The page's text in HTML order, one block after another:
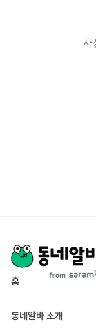
사
홈
동네알바 소개